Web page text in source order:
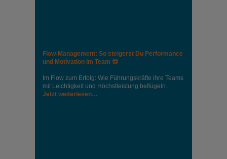
Flow-Management: So steigerst Du Performance
und Motivation im Team 😎
Im Flow zum Erfolg: Wie Führungskräfte ihre Teams
mit Leichtigkeit und Höchstleistung beflügeln.
Jetzt weiterlesen…